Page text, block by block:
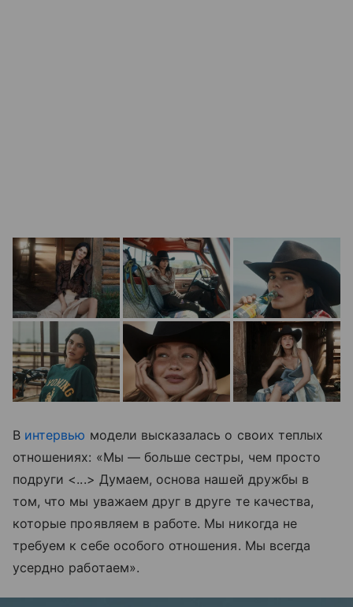
В интервью модели высказалась о своих теплых
отношениях: «Мы — больше сестры, чем просто
подруги <...> Думаем, основа нашей дружбы в
том, что мы уважаем друг в друге те качества,
которые проявляем в работе. Мы никогда не
требуем к себе особого отношения. Мы всегда
усердно работаем».